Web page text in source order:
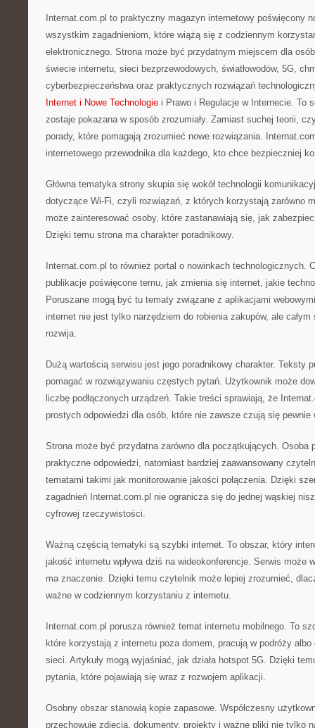
Internat.com.pl to praktyczny magazyn internetowy poświęcony
wszystkim zagadnieniom, które wiążą się z codziennym
elektronicznego. Strona może być przydatnym miejscem dla
świecie internetu, sieci bezprzewodowych, światłowodów, 5G,
cyberbezpieczeństwa oraz praktycznych rozwiązań
Internet i Nowe Technologie i Prawo i Regulacje w Internecie. To
zostaje pokazana w sposób zrozumiały. Zamiast suchej teorii,
porady, które pomagają zrozumieć nowe rozwiązania.
internetowego przewodnika dla każdego, kto chce bezpieczniej
Główna tematyka strony skupia się wokół technologii
dotyczące Wi-Fi, czyli rozwiązań, z których korzystają zarówno
może zainteresować osoby, które zastanawiają się, jak
Dzięki temu strona ma charakter poradnikowy.
Internat.com.pl to również portal o nowinkach technologicznych.
publikacje poświęcone temu, jak zmienia się internet, jakie
Poruszane mogą być tu tematy związane z aplikacjami
internet nie jest tylko narzędziem do robienia zakupów, ale
rozwija.
Dużą wartością serwisu jest jego poradnikowy charakter. Teksty
pomagać w rozwiązywaniu częstych pytań. Użytkownik może
liczbę podłączonych urządzeń. Takie treści sprawiają, że
prostych odpowiedzi dla osób, które nie zawsze czują się
Strona może być przydatna zarówno dla początkujących. Osoba
praktyczne odpowiedzi, natomiast bardziej zaawansowany
tematami takimi jak monitorowanie jakości połączenia. Dzięki
zagadnień Internat.com.pl nie ogranicza się do jednej wąskiej
cyfrowej rzeczywistości.
Ważną częścią tematyki są szybki internet. To obszar, który
jakość internetu wpływa dziś na wideokonferencje. Serwis może
ma znaczenie. Dzięki temu czytelnik może lepiej zrozumieć,
ważne w codziennym korzystaniu z internetu.
Internat.com.pl porusza również temat internetu mobilnego. To
które korzystają z internetu poza domem, pracują w podróży
sieci. Artykuły mogą wyjaśniać, jak działa hotspot 5G. Dzięki
pytania, które pojawiają się wraz z rozwojem aplikacji.
Osobny obszar stanowią kopie zapasowe. Współczesny
przechowuje zdjęcia, dokumenty, projekty i ważne pliki nie tylko